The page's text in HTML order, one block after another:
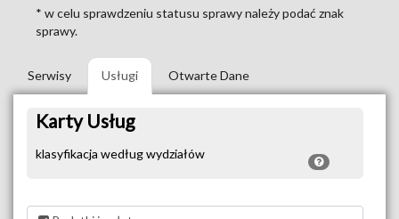
* w celu sprawdzeniu statusu sprawy należy podać znak
sprawy.
Serwisy Usługi Otwarte Dane
Karty Usług
klasyfikacja według wydziałów